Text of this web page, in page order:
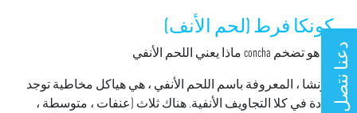
دعنا نتصل بك
كونكا فرط (لحم الأنف)
ما هو تضخم concha ماذا يعني اللحم الأنفي
كونشا ، المعروفة باسم اللحم الأنفي ، هي هياكل مخاطية توجد
عادة في كلا التجاويف الأنفية. هناك ثلاث (عنفات ، متوسطة ،